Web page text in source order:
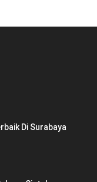
Di Surabaya